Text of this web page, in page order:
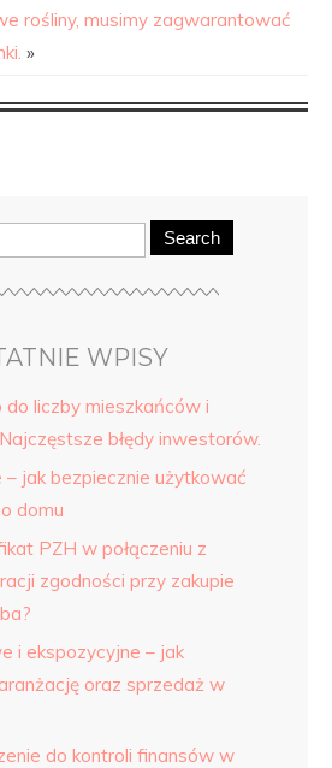
rośliny, musimy zagwarantować
»
Search
WPISY
do liczby mieszkańców i
błędy inwestorów.
jak bezpiecznie użytkować
domu
PZH w połączeniu z
zgodności przy zakupie
i ekspozycyjne – jak
oraz sprzedaż w
do kontroli finansów w